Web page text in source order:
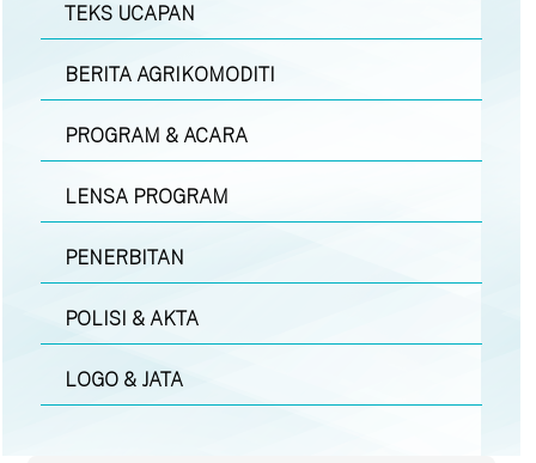
TEKS UCAPAN
BERITA AGRIKOMODITI
PROGRAM & ACARA
LENSA PROGRAM
PENERBITAN
POLISI & AKTA
LOGO & JATA